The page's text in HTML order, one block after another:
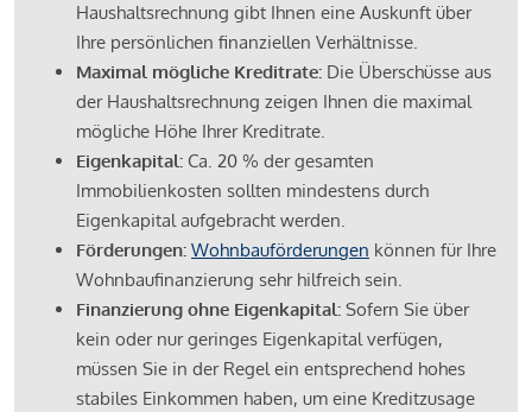
Haushaltsrechnung gibt Ihnen eine Auskunft über
Ihre persönlichen finanziellen Verhältnisse.
Maximal mögliche Kreditrate: Die Überschüsse aus
der Haushaltsrechnung zeigen Ihnen die maximal
mögliche Höhe Ihrer Kreditrate.
Eigenkapital: Ca. 20 % der gesamten
Immobilienkosten sollten mindestens durch
Eigenkapital aufgebracht werden.
Förderungen: Wohnbauförderungen können für Ihre
Wohnbaufinanzierung sehr hilfreich sein.
Finanzierung ohne Eigenkapital: Sofern Sie über
kein oder nur geringes Eigenkapital verfügen,
müssen Sie in der Regel ein entsprechend hohes
stabiles Einkommen haben, um eine Kreditzusage